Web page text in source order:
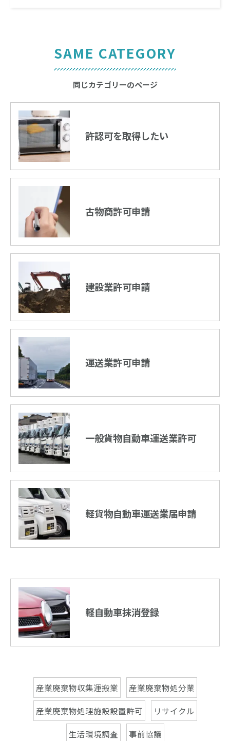
同じカテゴリーのページ
SAME CATEGORY
許認可を取得したい
古物商許可申請
建設業許可申請
運送業許可申請
一般貨物自動車運送業許可
軽貨物自動車運送業届申請
軽自動車抹消登録
産業廃棄物収集運搬業 産業廃棄物処分業
産業廃棄物処理施設設置許可 リサイクル
生活環境調査 事前協議